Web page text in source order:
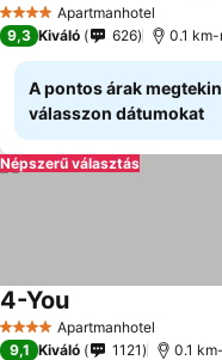
4 KategóriaApartmanhotel
9,3 Kiváló 626 0.1
A pontos árak
válasszon dátumokat
Népszerű választás
4 KategóriaApartmanhotel
4-YouÁrak
9,1 Kiváló 1121 0.1